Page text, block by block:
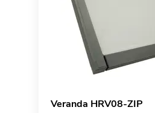
Veranda HRV08-ZIP